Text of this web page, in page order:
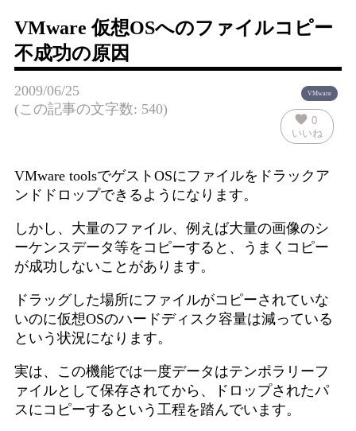
VMware 仮想OSへのファイルコピー
不成功の原因
2009/06/25
(この記事の文字数: 540)
VMware
favorite 0
いいね
VMware toolsでゲストOSにファイルをドラックア
ンドドロップできるようになります。
しかし、大量のファイル、例えば大量の画像のシ
ーケンスデータ等をコピーすると、うまくコピー
が成功しないことがあります。
ドラッグした場所にファイルがコピーされていな
いのに仮想OSのハードディスク容量は減っている
という状況になります。
実は、この機能では一度データはテンポラリーフ
ァイルとして保存されてから、ドロップされたパ
スにコピーするという工程を踏んでいます。